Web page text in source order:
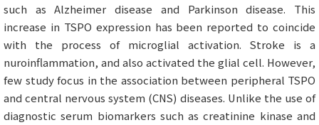
such as Alzheimer disease and Parkinson disease. This
increase in TSPO expression has been reported to coincide
with the process of microglial activation. Stroke is a
nuroinflammation, and also activated the glial cell. However,
few study focus in the association between peripheral TSPO
and central nervous system (CNS) diseases. Unlike the use of
diagnostic serum biomarkers such as creatinine kinase and